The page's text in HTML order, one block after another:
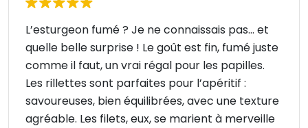
L’esturgeon fumé ? Je ne connaissais pas… et
quelle belle surprise ! Le goût est fin, fumé juste
comme il faut, un vrai régal pour les papilles.
Les rillettes sont parfaites pour l’apéritif :
savoureuses, bien équilibrées, avec une texture
agréable. Les filets, eux, se marient à merveille